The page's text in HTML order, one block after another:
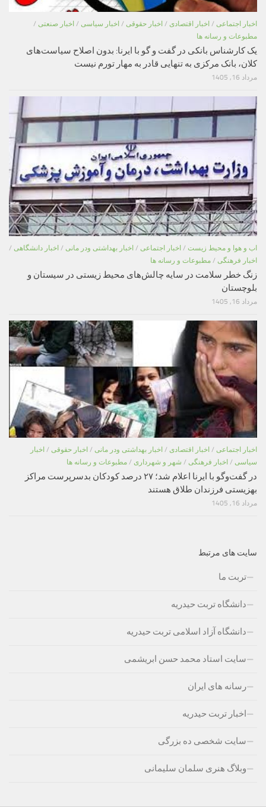
اخبار اجتماعی / اخبار اقتصادی / اخبار حقوقی / اخبار سیاسی / اخبار صنعتی /
مطبوعات و رسانه ها
یک کارشناس بانکی در گفت و گو با ایرنا: بدون اصلاح سیاست‌های
کلان، بانک مرکزی به تنهایی قادر به مهار تورم نیست
مرداد 16, 1405
اب و هوا و محیط زیست / اخبار اجتماعی / اخبار بهداشتی ودر مانی / اخبار دانشگاهی /
اخبار فرهنگی / مطبوعات و رسانه ها
زنگ خطر سلامت در سایه چالش‌های محیط زیستی در سیستان و
بلوچستان
مرداد 16, 1405
اخبار اجتماعی / اخبار اقتصادی / اخبار بهداشتی ودر مانی / اخبار حقوقی / اخبار
سیاسی / اخبار فرهنگی / شهر و شهرداری / مطبوعات و رسانه ها
در گفت‌وگو با ایرنا اعلام شد؛ ۲۷ درصد کودکان بدسرپرست مراکز
بهزیستی فرزندان طلاق هستند
مرداد 16, 1405
سایت های مرتبط
تربت ما
دانشگاه تربت حیدریه
دانشگاه آزاد اسلامی تربت حیدریه
سایت استاد محمد حسن ابریشمی
رسانه های ایران
اخبار تربت حیدریه
سایت شخصی ده بزرگی
وبلاگ هنری سلمان سلیمانی